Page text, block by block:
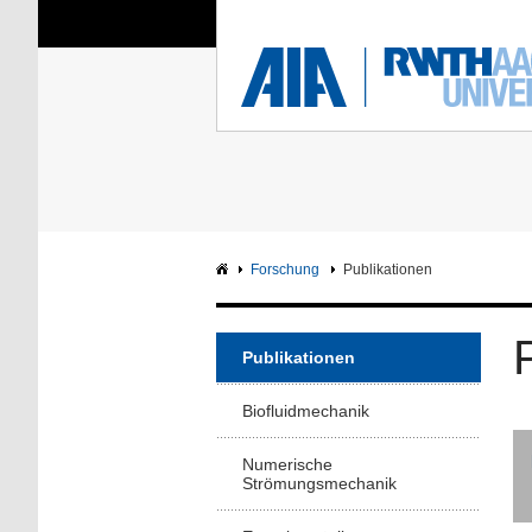
Sie sind hier: Aerodynamisches
RWTH
Forschung Publikationen
Publikationen
Biofluidmechanik
Numerische
Strömungsmechanik